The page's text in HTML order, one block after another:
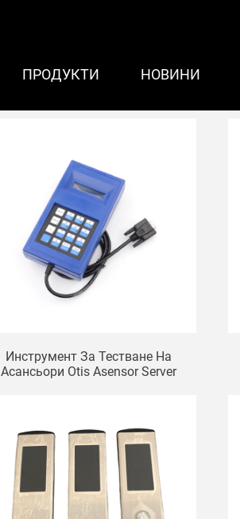
ПРОДУКТИ НОВИНИ
Инструмент За Тестване На
Асансьори Otis Asensor Server